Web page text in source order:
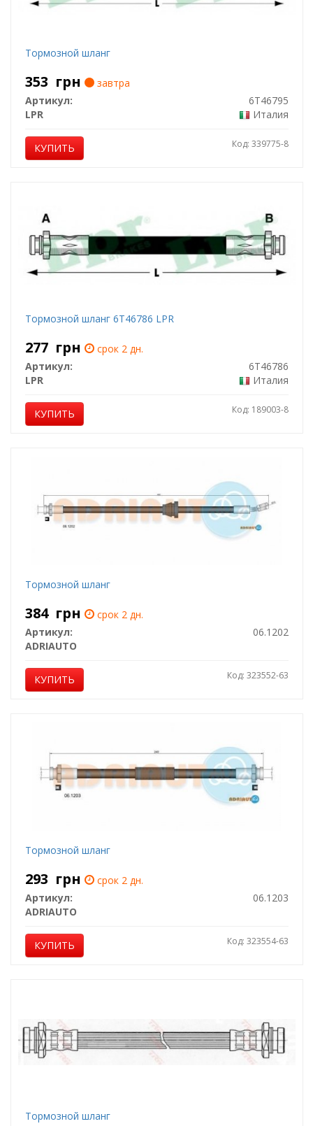
Тормозной шланг
353 грн
завтра
Артикул:
6T46795
LPR
Италия
КУПИТЬ Код: 339775-8
Тормозной шланг 6T46786 LPR
277 грн
срок 2 дн.
Артикул:
6T46786
LPR
Италия
КУПИТЬ Код: 189003-8
Тормозной шланг
384 грн
срок 2 дн.
Артикул:
06.1202
ADRIAUTO
КУПИТЬ Код: 323552-63
Тормозной шланг
293 грн
срок 2 дн.
Артикул:
06.1203
ADRIAUTO
КУПИТЬ Код: 323554-63
Тормозной шланг